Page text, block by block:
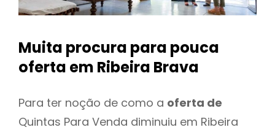
Muita procura para pouca
oferta em Ribeira Brava
Para ter noção de como a oferta de
Quintas Para Venda diminuiu em Ribeira